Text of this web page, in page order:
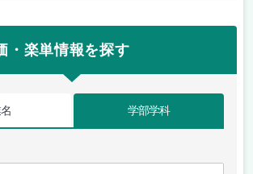
・楽単情報を探す
学部学科